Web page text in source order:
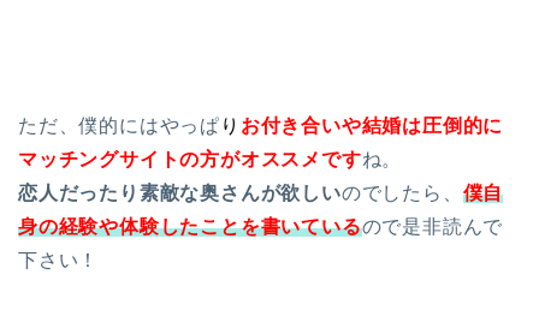
ただ、僕的にはやっぱ り お付き合いや結婚は圧倒的に
マッチングサイトの方がオススメですね。
恋人だったり素敵な奥さんが欲しいのでしたら、 僕自
身の経験や体験したことを書いているので是非読んで
下さい！